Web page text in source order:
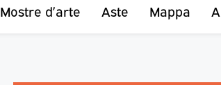
Mostre d’arte Aste Mappa